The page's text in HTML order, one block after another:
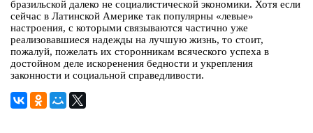
бразильской далеко не социалистической экономики. Хотя если
сейчас в Латинской Америке так популярны «левые»
настроения, с которыми связываются частично уже
реализовавшиеся надежды на лучшую жизнь, то стоит,
пожалуй, пожелать их сторонникам всяческого успеха в
достойном деле искоренения бедности и укрепления
законности и социальной справедливости.